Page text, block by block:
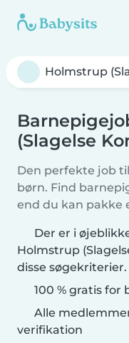
(Slagelse
Den perfekte job
børn. Find
end du kan pakke
Der er i
Holmstrup
disse søgekriterier.
100 % gratis for
Alle
verifikation